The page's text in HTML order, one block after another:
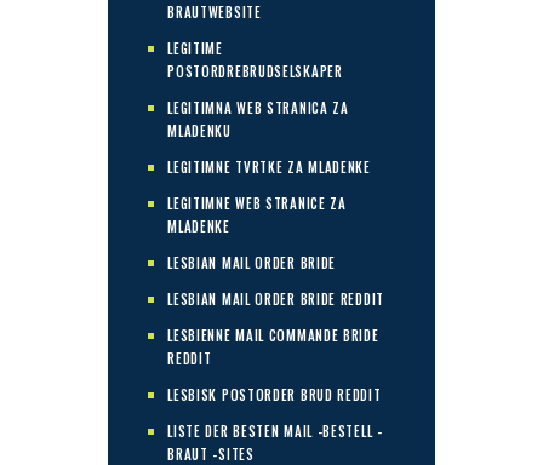
BRAUTWEBSITE
LEGITIME
POSTORDREBRUDSELSKAPER
LEGITIMNA WEB STRANICA ZA
MLADENKU
LEGITIMNE TVRTKE ZA MLADENKE
LEGITIMNE WEB STRANICE ZA
MLADENKE
LESBIAN MAIL ORDER BRIDE
LESBIAN MAIL ORDER BRIDE REDDIT
LESBIENNE MAIL COMMANDE BRIDE
REDDIT
LESBISK POSTORDER BRUD REDDIT
LISTE DER BESTEN MAIL -BESTELL -
BRAUT -SITES